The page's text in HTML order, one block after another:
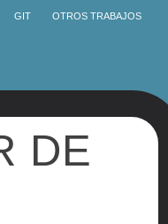
GIT OTROS TRABAJOS
DE